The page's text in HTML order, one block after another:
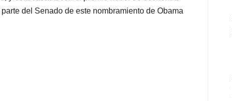
del Senado de este nombramiento de Obama